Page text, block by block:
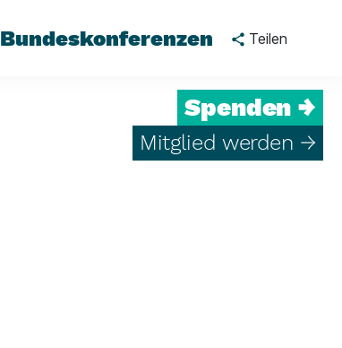
Bundeskonferenzen Teilen
Spenden →
Mitglied werden →